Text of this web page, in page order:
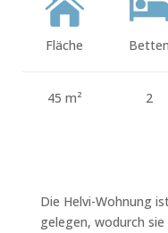
Fläche Betten
45 m² 2
Die Helvi-Wohnung
gelegen, wodurch